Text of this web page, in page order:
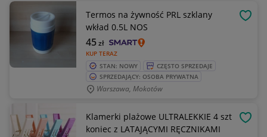
Termos na żywność PRL szklany
wkład 0.5L NOS
KUP TERAZ
45zł
STAN: NOWY
CZĘSTO SPRZEDAJE
SPRZEDAJĄCY: OSOBA PRYWATNA
Warszawa, Mokotów
Klamerki plażowe ULTRALEKKIE 4 szt
koniec z LATAJĄCYMI RĘCZNIKAMI